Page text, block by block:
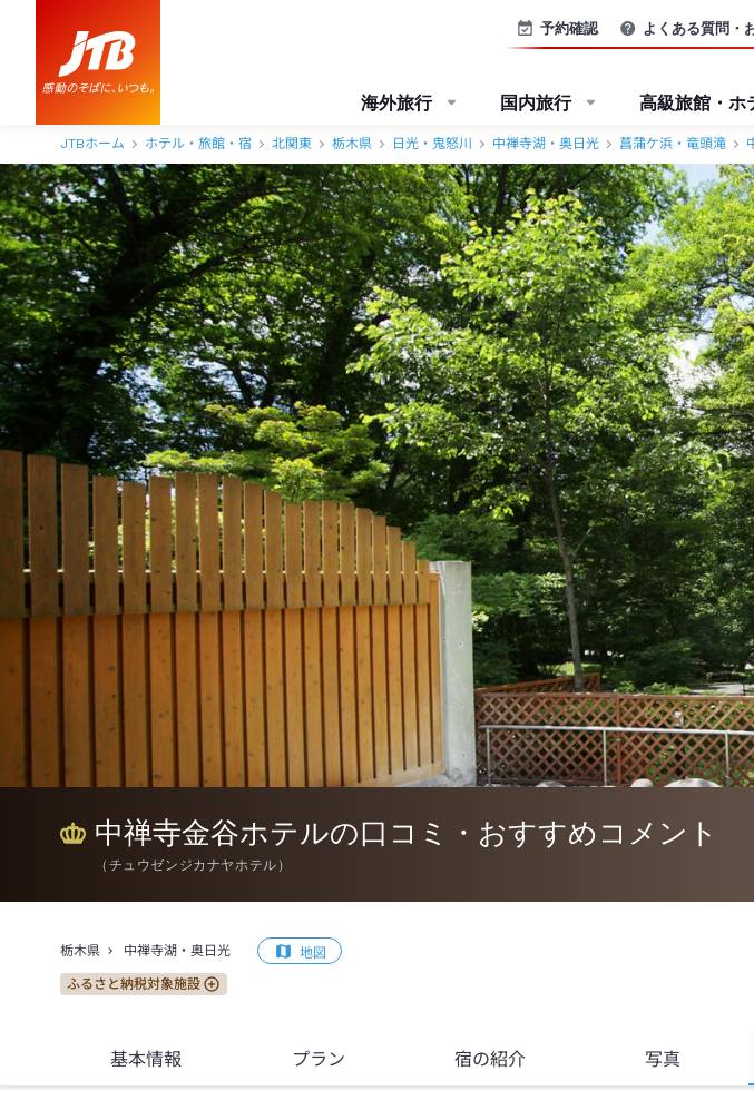
予約確認 よくある質問・
海外旅行 国内旅行 高級旅館・ホ
JTBホーム ホテル・旅館・宿 北関東 栃木県 日光・鬼怒川 中禅寺湖・奥日光 菖蒲ケ浜・竜頭滝
中禅寺金谷ホテルの口コミ・おすすめコメント
（ チュウゼンジカナヤホテル ）
栃木県 中禅寺湖・奥日光 地図
ふるさと納税対象施設
基本情報 プラン 宿の紹介 写真